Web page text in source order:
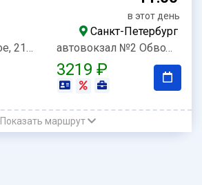
в этот день
Санкт-Петербург
ш. Ленинградское, 21(АЗС Татнефть)
автовокзал №2 Обводный
3219 ₽
Показать маршрут